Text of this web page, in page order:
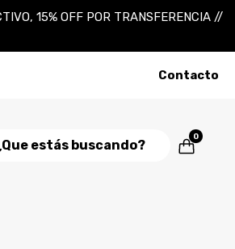
15% OFF POR TRANSFERENCIA //
Contacto
0